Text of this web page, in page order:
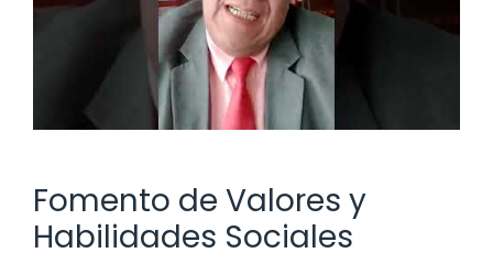
Fomento de Valores y
Habilidades Sociales